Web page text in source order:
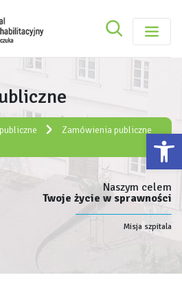
Ortopedyczno-Szukaj
Szukaj
Zamówienia publiczne
Naszym celem
Twoje życie w sprawności
Misja szpitala